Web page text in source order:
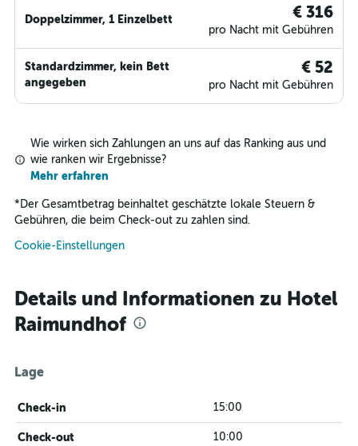
Doppelzimmer, 1 Einzelbett € 316
pro Nacht mit Gebühren
Standardzimmer, kein Bett
angegeben
€ 52
pro Nacht mit Gebühren
Wie wirken sich Zahlungen an uns auf das Ranking aus und
wie ranken wir Ergebnisse?
Mehr erfahren
* Der Gesamtbetrag beinhaltet geschätzte lokale Steuern &
Gebühren, die beim Check-out zu zahlen sind.
Cookie-Einstellungen
Details und Informationen zu Hotel
Raimundhof
Lage
Check-in 15:00
Check-out 10:00